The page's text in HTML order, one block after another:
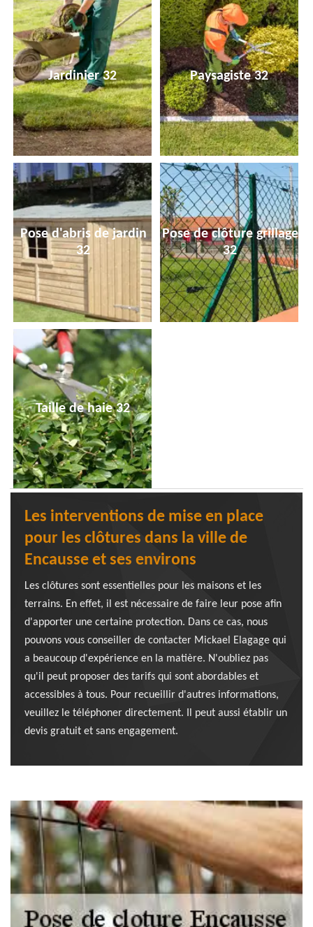
Jardinier 32 Paysagiste 32
Pose d'abris de jardin
32
Pose de clôture grillage
32
Taille de haie 32
Les interventions de mise en place
pour les clôtures dans la ville de
Encausse et ses environs
Les clôtures sont essentielles pour les maisons et les
terrains. En effet, il est nécessaire de faire leur pose afin
d'apporter une certaine protection. Dans ce cas, nous
pouvons vous conseiller de contacter Mickael Elagage qui
a beaucoup d'expérience en la matière. N'oubliez pas
qu'il peut proposer des tarifs qui sont abordables et
accessibles à tous. Pour recueillir d'autres informations,
veuillez le téléphoner directement. Il peut aussi établir un
devis gratuit et sans engagement.